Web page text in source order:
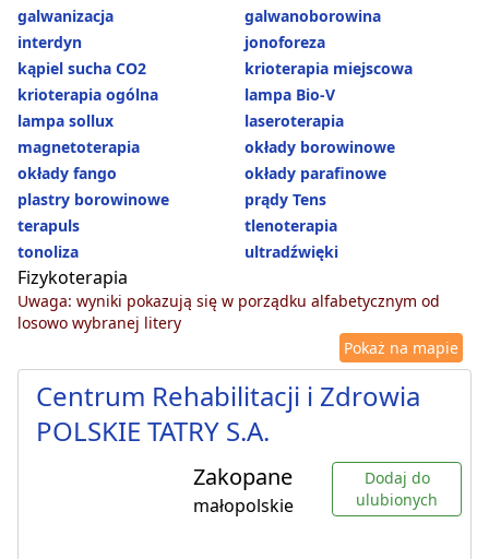
galwanizacja
galwanoborowina
interdyn
jonoforeza
kąpiel sucha CO2
krioterapia miejscowa
krioterapia ogólna
lampa Bio-V
lampa sollux
laseroterapia
magnetoterapia
okłady borowinowe
okłady fango
okłady parafinowe
plastry borowinowe
prądy Tens
terapuls
tlenoterapia
tonoliza
ultradźwięki
Fizykoterapia
Uwaga: wyniki pokazują się w porządku alfabetycznym od
losowo wybranej litery
Pokaż na mapie
Centrum Rehabilitacji i Zdrowia
POLSKIE TATRY S.A.
Zakopane
małopolskie
Dodaj do
ulubionych